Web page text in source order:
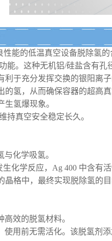
性能的低温真空设备脱除氢
能。这种无机铝/硅盐含有
利于充分发挥交换的银阳离
氢，从而确保容器的超高真
氢爆现象。
持真空安全稳定长久。
化学吸氢。
学反应，Ag 400 中含有
晶格中，最终实现脱除氢的
高效的脱氢材料。
用前无需活化。该脱氢剂添